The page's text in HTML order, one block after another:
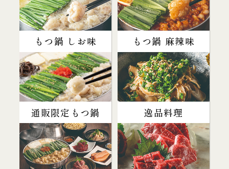
もつ鍋 しお味 もつ鍋 麻辣味
通販限定もつ鍋 逸品料理